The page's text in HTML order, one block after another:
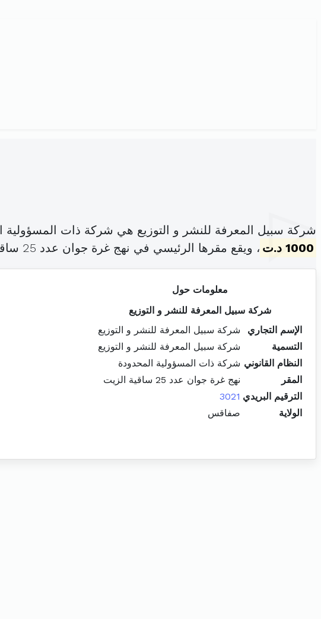
شركة سبيل المعرفة للنشر و التوزيع هي شركة ذات المسؤولية
1000 د.ت
، ويقع مقرها الرئيسي في نهج غرة جوان عدد 25 ساقية الزيت (
معلومات حول
شركة سبيل المعرفة للنشر و التوزيع
الإسم التجاري
شركة سبيل المعرفة للنشر و التوزيع
التسمية
شركة سبيل المعرفة للنشر و التوزيع
النظام القانوني شركة ذات المسؤولية المحدودة
المقر
نهج غرة جوان عدد 25 ساقية الزيت
الترقيم البريدي 3021
الولاية
صفاقس